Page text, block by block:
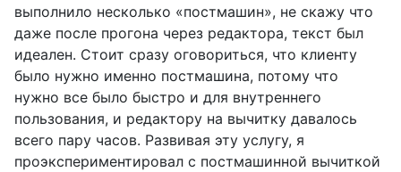
выполнило несколько «постмашин», не скажу что
даже после прогона через редактора, текст был
идеален. Стоит сразу оговориться, что клиенту
было нужно именно постмашина, потому что
нужно все было быстро и для внутреннего
пользования, и редактору на вычитку давалось
всего пару часов. Развивая эту услугу, я
проэкспериментировал с постмашинной вычиткой